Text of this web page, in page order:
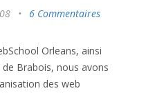
• 6 Commentaires
Orleans, ainsi
Brabois, nous avons
des web